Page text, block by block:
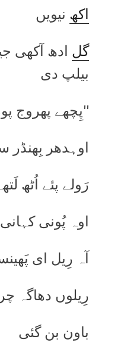
اکھ نیویں
گل ادھ آکھی
بیلپ دی
''پِچھے پھروج
اوہدھر بِھنڈر
رَولے پئے اُٹھ
اوہ پُونی
آہ رِیل ای
رِیلوں دھاگہ
باون بن گئی